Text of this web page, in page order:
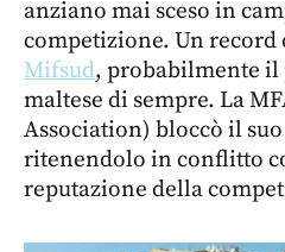
anziano mai sceso in
competizione. Un record
Mifsud, probabilmente il
maltese di sempre. La
Association) bloccò il
ritenendolo in conflitto
reputazione della